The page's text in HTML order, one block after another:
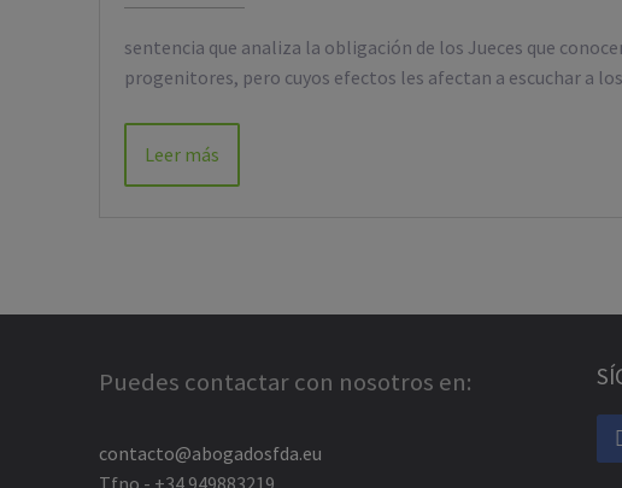
sentencia que analiza la obligación de los Jueces que
progenitores, pero cuyos efectos les afectan a escuchar a
Leer más
Puedes contactar con nosotros en:
contacto@abogadosfda.eu